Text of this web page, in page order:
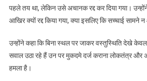
पहले तय था, लेकिन उसे अचानक रद्द कर दिया गया। उन्होंने
आखिर क्यों रद्द किया गया, क्या इसलिए कि सच्चाई सामने
उन्होंने कहा कि बिना स्थल पर जाकर वस्तुस्थिति देखे केवल
सवाल उठा रहे हैं उन पर मुकदमे दर्ज कराना लोकतंत्र और
हमला है।